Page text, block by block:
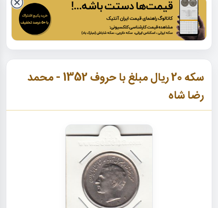
سکه 20 ریال مبلغ با حروف 1352 - محمد
رضا شاه